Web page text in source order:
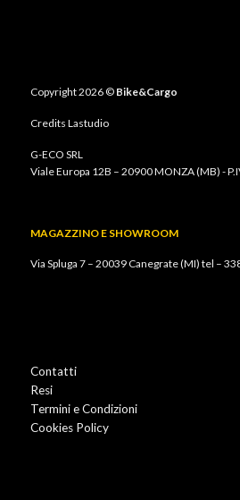
Copyright 2026 © Bike&Cargo
Credits Lastudio
G-ECO SRL
Viale Europa 12B – 20900 MONZA (MB) -
MAGAZZINO E SHOWROOM
Via Spluga 7 – 20039 Canegrate (MI) tel –
Contatti
Resi
Termini e Condizioni
Cookies Policy